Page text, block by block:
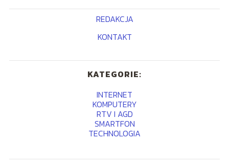
REDAKCJA
KONTAKT
KATEGORIE:
INTERNET
KOMPUTERY
RTV I AGD
SMARTFON
TECHNOLOGIA